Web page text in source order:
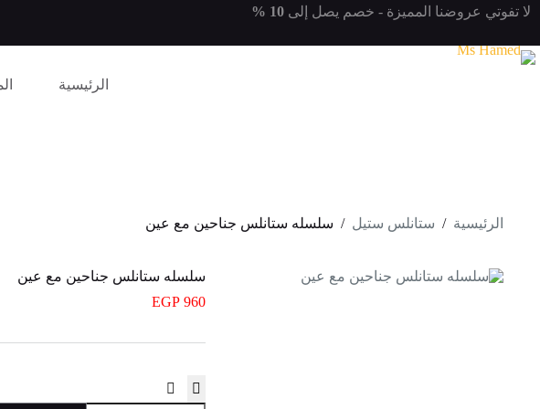
التجاوز
لا تفوتي عروضنا المميزة - خصم يصل إلى
الرئيسية
الرئيسية / ستانلس ستيل / سلسله ستانلس جناحين مع عين
سلسله ستانلس جناحين مع عين
EGP 960